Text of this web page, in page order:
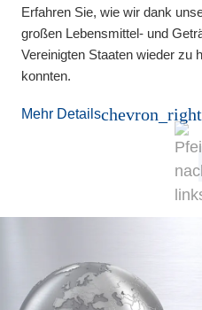
Erfahren Sie, wie wir dank
großen Lebensmittel- und
Vereinigten Staaten wieder zu
konnten.
Mehr Detailschevron_right